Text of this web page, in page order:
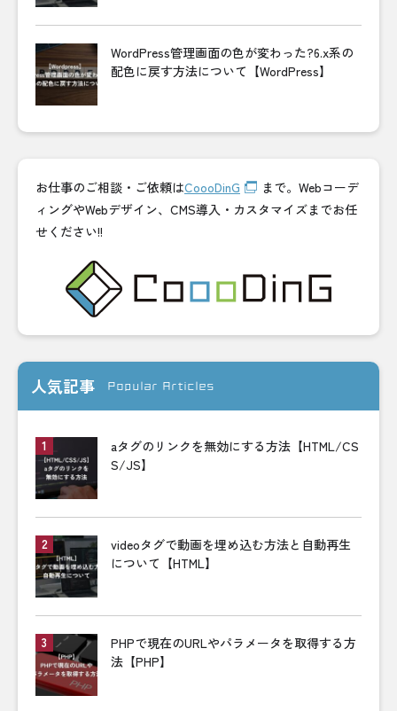
WordPress管理画面の色が変わった?6.x系の
配色に戻す方法について【WordPress】
お仕事のご相談・ご依頼はCoooDinG
まで。Webコーデ
ィングやWebデザイン、CMS導入・カスタマイズまでお任
せください!!
人気記事 Popular Articles
aタグのリンクを無効にする方法【HTML/CS
S/JS】
videoタグで動画を埋め込む方法と自動再生
について【HTML】
PHPで現在のURLやパラメータを取得する方
法【PHP】